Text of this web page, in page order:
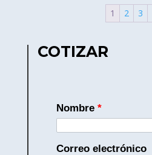
1 2 3
COTIZAR
Nombre *
Correo electrónico